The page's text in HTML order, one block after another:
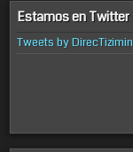
Estamos en Twitter
Tweets by DirecTizimin